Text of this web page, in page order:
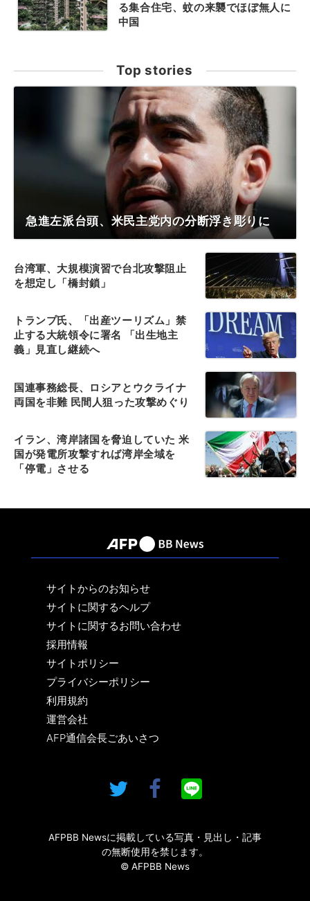
る集合住宅、蚊の来襲でほぼ無人に
中国
Top stories
急進左派台頭、米民主党内の分断浮き彫りに
台湾軍、大規模演習で台北攻撃阻止
を想定し「橋封鎖」
トランプ氏、「出産ツーリズム」禁
止する大統領令に署名 「出生地主
義」見直し継続へ
国連事務総長、ロシアとウクライナ
両国を非難 民間人狙った攻撃めぐり
イラン、湾岸諸国を脅迫していた 米
国が発電所攻撃すれば湾岸全域を
「停電」させる
サイトからのお知らせ
サイトに関するヘルプ
サイトに関するお問い合わせ
採用情報
サイトポリシー
プライバシーポリシー
利用規約
運営会社
AFP通信会長ごあいさつ
AFPBB Newsに掲載している写真・見出し・記事
の無断使用を禁じます。
© AFPBB News